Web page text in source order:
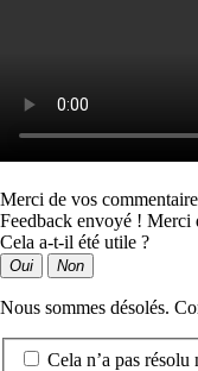
Merci de vos
Feedback envoyé ! Merci
Cela a-t-il été utile ?
Oui Non
Nous sommes désolés.
Cela n’a pas